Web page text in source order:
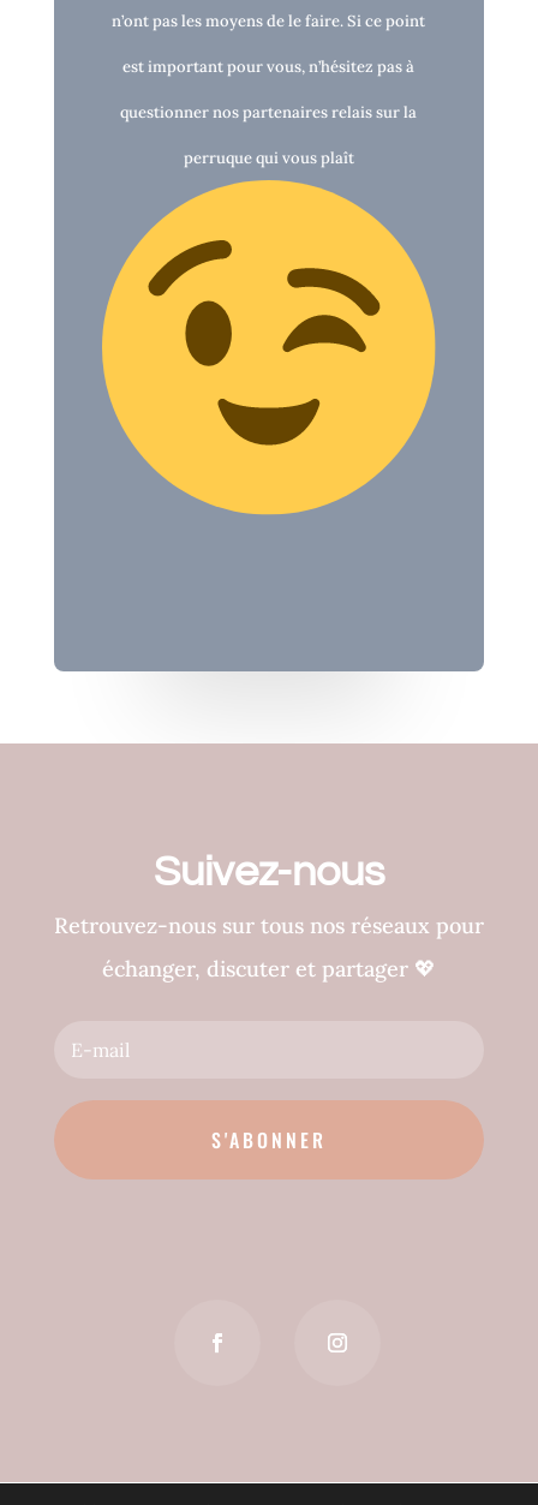
n’ont pas les moyens de le faire. Si ce point
est important pour vous, n’hésitez pas à
questionner nos partenaires relais sur la
perruque qui vous plaît
Suivez-nous
Retrouvez-nous sur tous nos réseaux pour
échanger, discuter et partager 💖
S'ABONNER